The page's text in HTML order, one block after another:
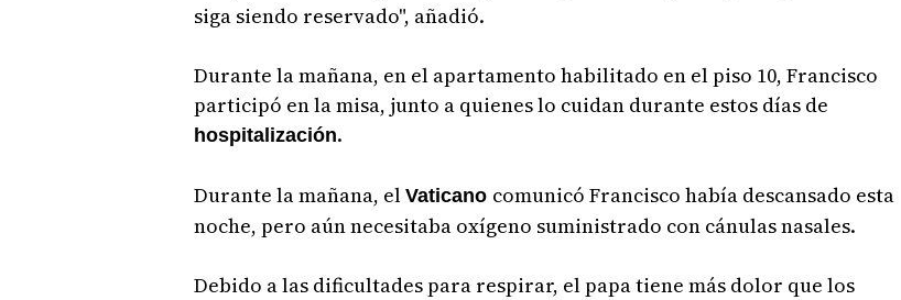
siga siendo reservado", añadió.
Durante la mañana, en el apartamento habilitado en el piso 10, Francisco
participó en la misa, junto a quienes lo cuidan durante estos días de
hospitalización.
Durante la mañana, el Vaticano comunicó Francisco había descansado esta
noche, pero aún necesitaba oxígeno suministrado con cánulas nasales.
Debido a las dificultades para respirar, el papa tiene más dolor que los